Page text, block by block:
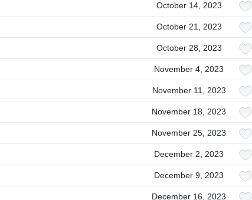
October 14, 2023
October 21, 2023
October 28, 2023
November 4, 2023
November 11, 2023
November 18, 2023
November 25, 2023
December 2, 2023
December 9, 2023
December 16, 2023